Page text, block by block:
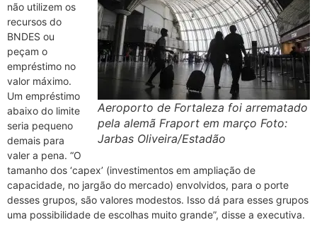
Aeroporto de Fortaleza foi arrematado
pela alemã Fraport em março Foto:
Jarbas Oliveira/Estadão
não utilizem os
recursos do
BNDES ou
peçam o
empréstimo no
valor máximo.
Um empréstimo
abaixo do limite
seria pequeno
demais para
valer a pena. “O
tamanho dos ‘capex’ (investimentos em ampliação de
capacidade, no jargão do mercado) envolvidos, para o porte
desses grupos, são valores modestos. Isso dá para esses grupos
uma possibilidade de escolhas muito grande”, disse a executiva.